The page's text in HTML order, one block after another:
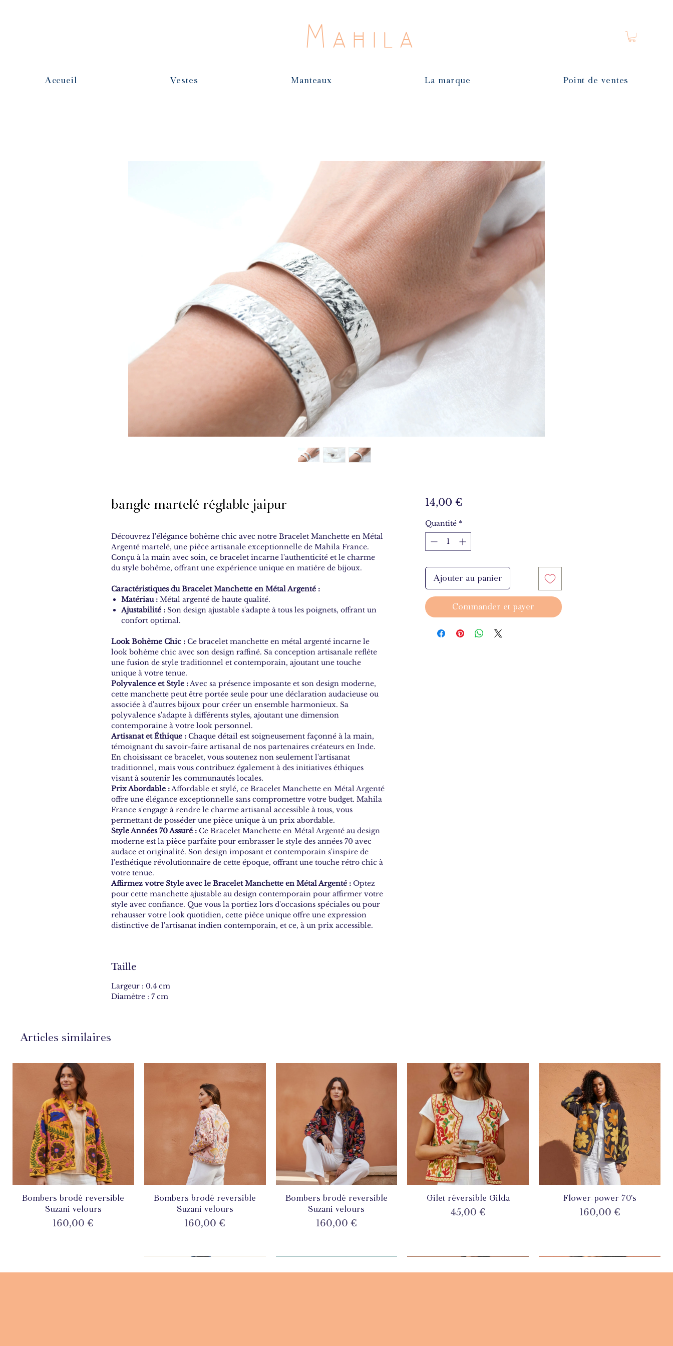
Mahila
Accueil Vestes Manteaux La marque Point de ventes
bangle martelé réglable jaipur
Découvrez l'élégance bohème chic avec notre Bracelet Manchette en Métal
Argenté martelé, une pièce artisanale exceptionnelle de Mahila France.
Conçu à la main avec soin, ce bracelet incarne l'authenticité et le charme
du style bohème, offrant une expérience unique en matière de bijoux.
Caractéristiques du Bracelet Manchette en Métal Argenté :
Matériau : Métal argenté de haute qualité.
Ajustabilité : Son design ajustable s'adapte à tous les poignets, offrant un
confort optimal.
Look Bohème Chic : Ce bracelet manchette en métal argenté incarne le
look bohème chic avec son design raffiné. Sa conception artisanale reflète
une fusion de style traditionnel et contemporain, ajoutant une touche
unique à votre tenue.
Polyvalence et Style :Avec sa présence imposante et son design moderne,
cette manchette peut être portée seule pour une déclaration audacieuse ou
associée à d'autres bijoux pour créer un ensemble harmonieux. Sa
polyvalence s'adapte à différents styles, ajoutant une dimension
contemporaine à votre look personnel.
Artisanat et Éthique : Chaque détail est soigneusement façonné à la main,
témoignant du savoir-faire artisanal de nos partenaires créateurs en Inde.
En choisissant ce bracelet, vous soutenez non seulement l'artisanat
traditionnel, mais vous contribuez également à des initiatives éthiques
visant à soutenir les communautés locales.
Prix Abordable :Affordable et stylé, ce Bracelet Manchette en Métal Argenté
offre une élégance exceptionnelle sans compromettre votre budget. Mahila
France s'engage à rendre le charme artisanal accessible à tous, vous
permettant de posséder une pièce unique à un prix abordable.
Style Années 70 Assuré : Ce Bracelet Manchette en Métal Argenté au design
moderne est la pièce parfaite pour embrasser le style des années 70 avec
audace et originalité. Son design imposant et contemporain s'inspire de
l'esthétique révolutionnaire de cette époque, offrant une touche rétro chic à
votre tenue.
Affirmez votre Style avec le Bracelet Manchette en Métal Argenté : Optez
pour cette manchette ajustable au design contemporain pour affirmer votre
style avec confiance. Que vous la portiez lors d'occasions spéciales ou pour
rehausser votre look quotidien, cette pièce unique offre une expression
distinctive de l'artisanat indien contemporain, et ce, à un prix accessible.
Taille
Largeur : 0.4 cm
Diamètre : 7 cm
14,00 €Prix
Quantité *
Ajouter au panier
Commander et payer
Articles similaires
Aperçu rapide
Bombers brodé reversible
Suzani velours
Prix
160,00 €
Aperçu rapide
Bombers brodé reversible
Suzani velours
Prix
160,00 €
Aperçu rapide
Bombers brodé reversible
Suzani velours
Prix
160,00 €
Aperçu rapide
Gilet réversible Gilda
Prix
45,00 €
Aperçu rapide
Flower-power 70's
Prix
160,00 €